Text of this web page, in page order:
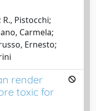
R., Pistocchi;
Carmela;
Ernesto;
render
toxic for